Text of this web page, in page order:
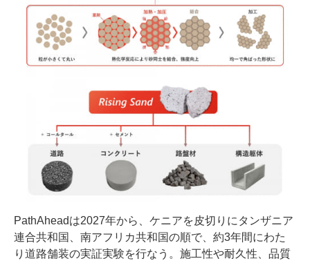
PathAheadは2027年から、ケニアを皮切りにタンザニア
連合共和国、南アフリカ共和国の順で、約3年間にわた
り道路舗装の実証実験を行なう。施工性や耐久性、品質